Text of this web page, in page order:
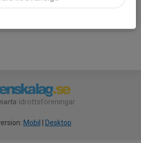
idrottsföreningar
Mobil Desktop